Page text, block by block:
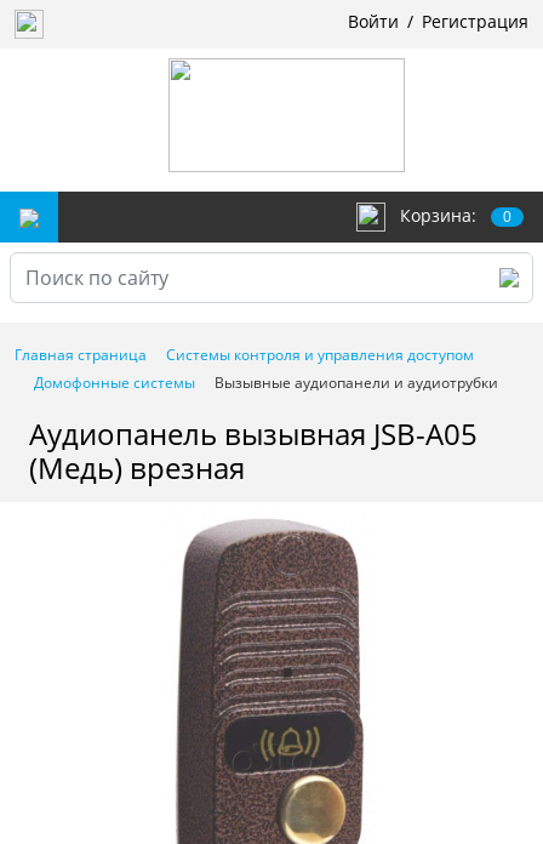
Войти / Регистрация
Корзина: 0
Главная страница
Системы контроля и управления доступом
Домофонные системы
Вызывные аудиопанели и аудиотрубки
Аудиопанель вызывная JSB-A05
(Медь) врезная